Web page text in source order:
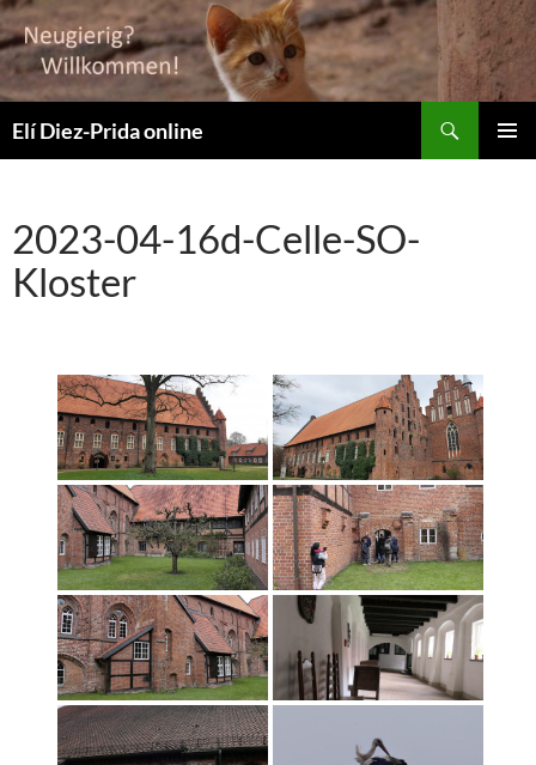
Elí Diez-Prida online
2023-04-16d-Celle-SO-
Kloster